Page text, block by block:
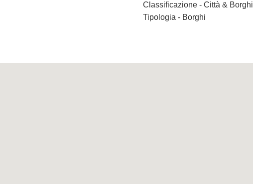
Classificazione - Città & Borghi
Tipologia - Borghi